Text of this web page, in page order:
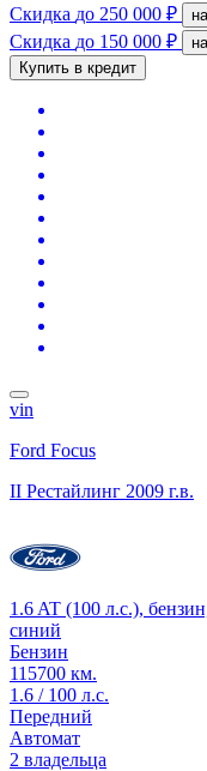
Скидка до 250 000 ₽
Скидка до 150 000 ₽
Купить в кредит
vin
Ford Focus
II Рестайлинг 2009 г.в.
1.6 AT (100 л.с.),
синий
Бензин
115700 км.
1.6 / 100 л.с.
Передний
Автомат
2 владельца